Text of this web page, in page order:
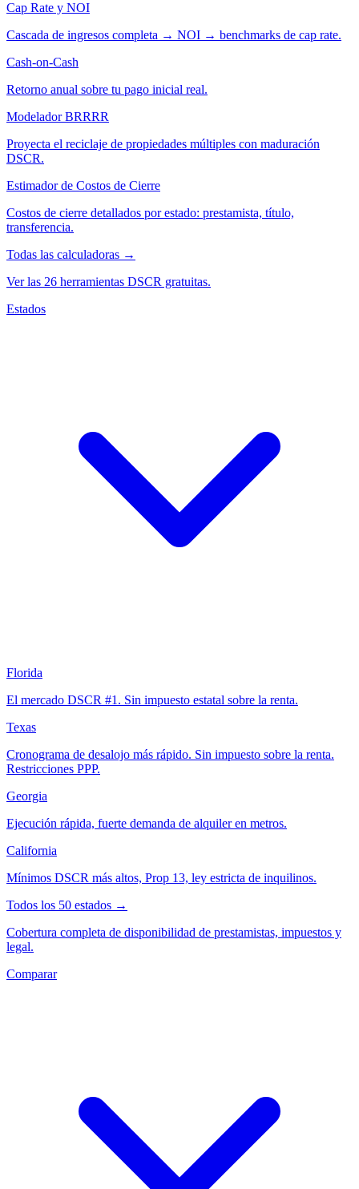
Cap Rate y NOI
Cascada de ingresos completa → NOI → benchmarks de cap rate.
Cash-on-Cash
Retorno anual sobre tu pago inicial real.
Modelador BRRRR
Proyecta el reciclaje de propiedades múltiples con maduración
DSCR.
Estimador de Costos de Cierre
Costos de cierre detallados por estado: prestamista, título,
transferencia.
Todas las calculadoras →
Ver las 26 herramientas DSCR gratuitas.
Estados
Florida
El mercado DSCR #1. Sin impuesto estatal sobre la renta.
Texas
Cronograma de desalojo más rápido. Sin impuesto sobre la renta.
Restricciones PPP.
Georgia
Ejecución rápida, fuerte demanda de alquiler en metros.
California
Mínimos DSCR más altos, Prop 13, ley estricta de inquilinos.
Todos los 50 estados →
Cobertura completa de disponibilidad de prestamistas, impuestos y
legal.
Comparar